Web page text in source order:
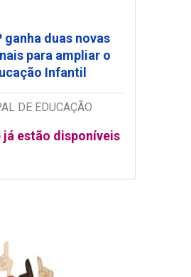
ganha duas novas
para ampliar o
Infantil
DE EDUCAÇÃO
já estão disponíveis